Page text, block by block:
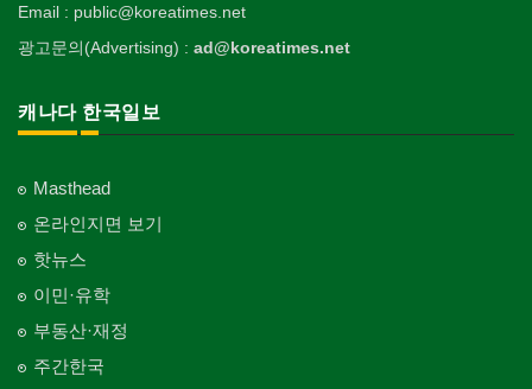
Email : public@koreatimes.net
광고문의(Advertising) : ad@koreatimes.net
캐나다 한국일보
Masthead
온라인지면 보기
핫뉴스
이민·유학
부동산·재정
주간한국